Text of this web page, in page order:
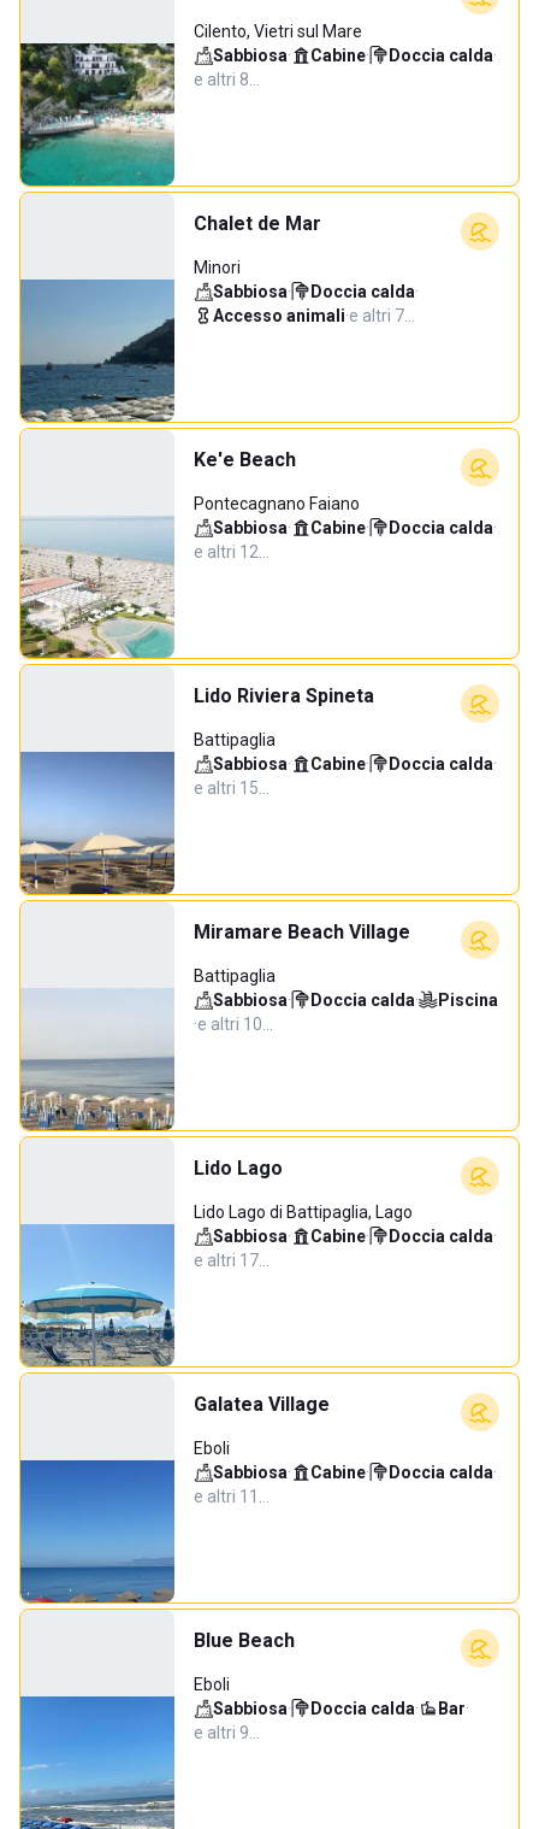
Cilento, Vietri sul Mare
Sabbiosa· Cabine· Doccia calda·
e altri 8…
Chalet de Mar
Minori
Sabbiosa· Doccia calda·
Accesso animali·e altri 7…
Ke'e Beach
Pontecagnano Faiano
Sabbiosa· Cabine· Doccia calda·
e altri 12…
Lido Riviera Spineta
Battipaglia
Sabbiosa· Cabine· Doccia calda·
e altri 15…
Miramare Beach Village
Battipaglia
Sabbiosa· Doccia calda·
Piscina
·e altri 10…
Lido Lago
Lido Lago di Battipaglia, Lago
Sabbiosa· Cabine· Doccia calda·
e altri 17…
Galatea Village
Eboli
Sabbiosa· Cabine· Doccia calda·
e altri 11…
Blue Beach
Eboli
Sabbiosa· Doccia calda· Bar·
e altri 9…